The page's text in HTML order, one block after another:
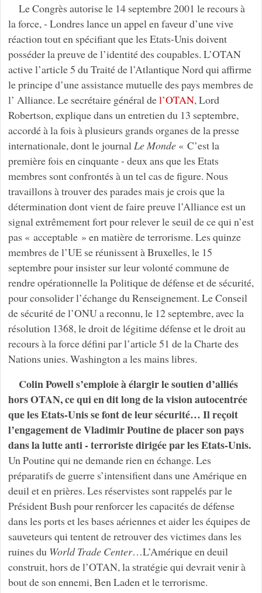
Le Congrès autorise le 14 septembre 2001 le recours à
la force, - Londres lance un appel en faveur d’une vive
réaction tout en spécifiant que les Etats-Unis doivent
posséder la preuve de l’identité des coupables. L’OTAN
active l’article 5 du Traité de l’Atlantique Nord qui affirme
le principe d’une assistance mutuelle des pays membres de
l’ Alliance. Le secrétaire général del’OTAN, Lord
Robertson, explique dans un entretien du 13 septembre,
accordé à la fois à plusieurs grands organes de la presse
internationale, dont le journal Le Monde« C’est la
première fois en cinquante - deux ans que les Etats
membres sont confrontés à un tel cas de figure. Nous
travaillons à trouver des parades mais je crois que la
détermination dont vient de faire preuve l’Alliance est un
signal extrêmement fort pour relever le seuil de ce qui n’est
pas « acceptable » en matière de terrorisme. Les quinze
membres de l’UE se réunissent à Bruxelles, le 15
septembre pour insister sur leur volonté commune de
rendre opérationnelle la Politique de défense et de sécurité,
pour consolider l’échange du Renseignement. Le Conseil
de sécurité de l’ONU a reconnu, le 12 septembre, avec la
résolution 1368, le droit de légitime défense et le droit au
recours à la force défini par l’article 51 de la Charte des
Nations unies. Washington a les mains libres.
Colin Powell s’emploie à élargir le soutien d’alliés
hors OTAN, ce qui en dit long de la vision autocentrée
que les Etats-Unis se font de leur sécurité… Il reçoit
l’engagement de Vladimir Poutine de placer son pays
dans la lutte anti - terroriste dirigée par les Etats-Unis.
Un Poutine qui ne demande rien en échange. Les
préparatifs de guerre s’intensifient dans une Amérique en
deuil et en prières. Les réservistes sont rappelés par le
Président Bush pour renforcer les capacités de défense
dans les ports et les bases aériennes et aider les équipes de
sauveteurs qui tentent de retrouver des victimes dans les
ruines du World Trade Center…L’Amérique en deuil
construit, hors de l’OTAN, la stratégie qui devrait venir à
bout de son ennemi, Ben Laden et le terrorisme.